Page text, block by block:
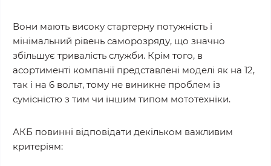
Вони мають високу стартерну потужність і
мінімальний рівень саморозряду, що значно
збільшує тривалість служби. Крім того, в
асортименті компанії представлені моделі як на 12,
так і на 6 вольт, тому не виникне проблем із
сумісністю з тим чи іншим типом мототехніки.
АКБ повинні відповідати декільком важливим
критеріям: